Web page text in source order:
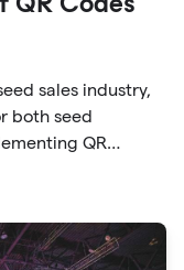
QR Codes
sales industry,
both seed
QR
the ordering